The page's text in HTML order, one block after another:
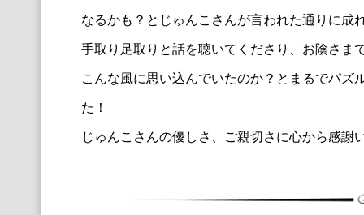
なるかも？とじゅんこさんが言われた通りに成
手取り足取りと話を聴いてくださり、お陰さま
こんな風に思い込んでいたのか？とまるでパ
た！
じゅんこさんの優しさ、ご親切さに心から感謝